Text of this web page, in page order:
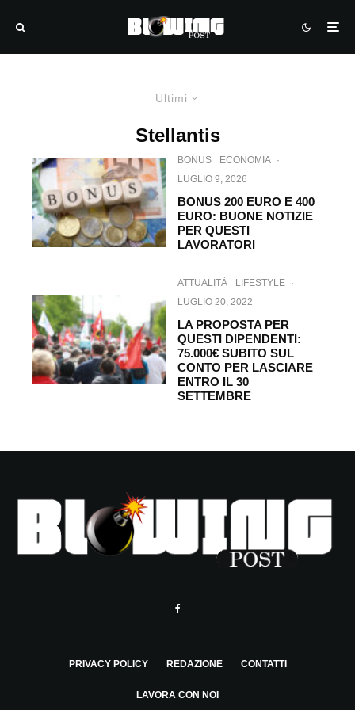
Ultimi
Stellantis
BONUS ECONOMIA ·
LUGLIO 9, 2026
BONUS 200 EURO E 400
EURO: BUONE NOTIZIE
PER QUESTI
LAVORATORI
ATTUALITÀ LIFESTYLE ·
LUGLIO 20, 2022
LA PROPOSTA PER
QUESTI DIPENDENTI:
75.000€ SUBITO SUL
CONTO PER LASCIARE
ENTRO IL 30
SETTEMBRE
PRIVACY POLICY REDAZIONE CONTATTI
LAVORA CON NOI